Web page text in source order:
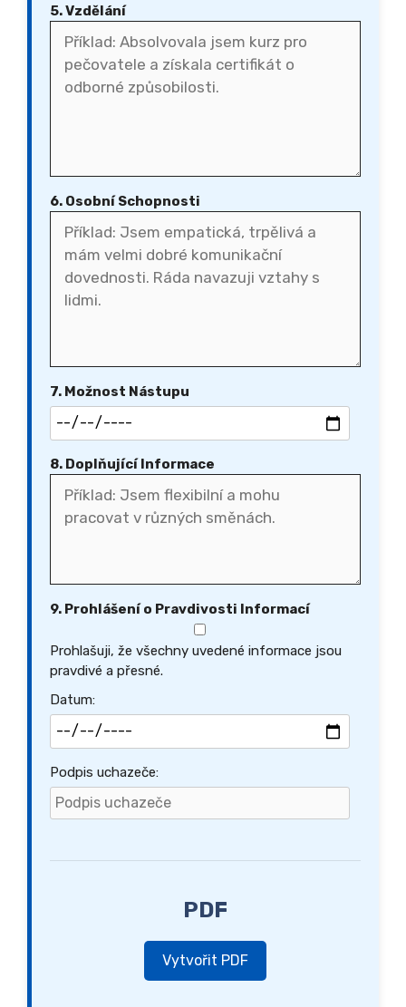
5. Vzdělání
6. Osobní Schopnosti
7. Možnost Nástupu
8. Doplňující Informace
9. Prohlášení o Pravdivosti Informací
Prohlašuji, že všechny uvedené informace jsou
pravdivé a přesné.
Datum:
Podpis uchazeče:
PDF
Vytvořit PDF